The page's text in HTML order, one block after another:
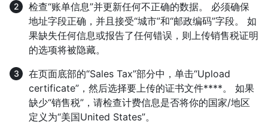
检查“账单信息”并更新任何不正确的数据。 必须确保
地址字段正确，并且接受“城市”和“邮政编码”字段。 如
果缺失任何信息或报告了任何错误，则上传销售税证明
的选项将被隐藏。
在页面底部的“Sales Tax”部分中，单击“Upload
certificate”，然后选择要上传的证书文件****。 如果
缺少“销售税”，请检查计费信息是否将你的国家/地区
定义为“美国United States”。